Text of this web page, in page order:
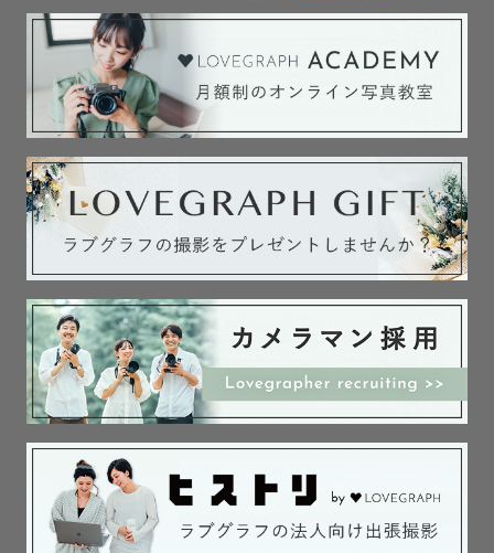
が生まれたことをきっかけに「子どもって可愛いな」と感
じ、保育の道を志すように。大学では保育学科で学びなが
ら、学童保育、保育園などでアルバイトも経験。
大学卒業後は2年間保育士をしていました。
📸 フォトグラファーとしての歩み
写真を本格的に始めたのは大学生の時。最初は趣味で風景
やお出かけの写真を撮る程度でしたが、社会人になってか
ら「ラブグラフアカデミー」と出会い、写真の魅力に引き
込まれました。初めてマニュアル撮影を学んだ時の感動が
忘れられず、もっと深く知りたいと学び続け、ついにプロ
カメラマンとしてデビューしました。今では2年半経ち、ご
家族の大切な記念日やウェディング撮影を中心に活動して
います。
🎯 撮影スタイル
「自然で優しい瞬間を残す」が私のテーマです。